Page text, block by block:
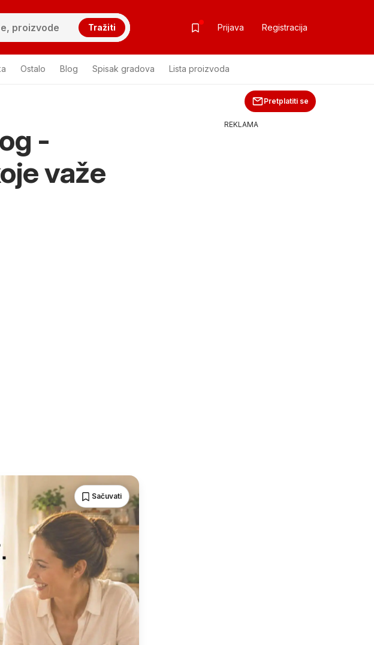
Tražiti Prijava Registracija
Ostalo Blog Spisak gradova Lista proizvoda
Pretplatiti se
-
važe
Sačuvati
REKLAMA